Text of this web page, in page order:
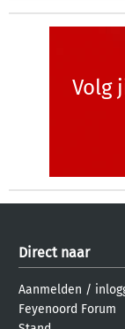
Volg
Direct naar
Aanmelden /
Feyenoord Forum